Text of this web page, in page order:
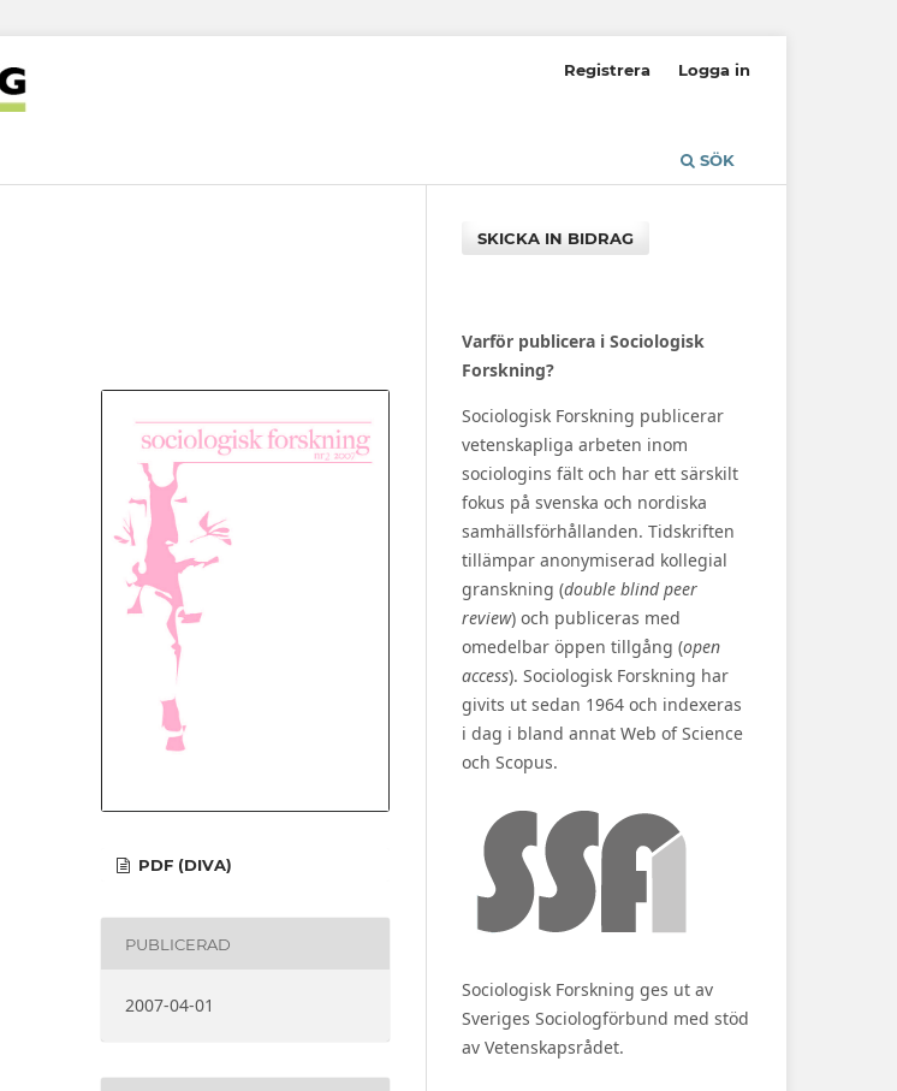
SÖK
Registrera Logga in
PDF (DIVA)
PUBLICERAD
2007-04-01
SKICKA IN BIDRAG
Varför publicera i Sociologisk
Forskning?
Sociologisk Forskning publicerar
vetenskapliga arbeten inom
sociologins fält och har ett särskilt
fokus på svenska och nordiska
samhällsförhållanden. Tidskriften
tillämpar anonymiserad kollegial
granskning (double blind peer
review) och publiceras med
omedelbar öppen tillgång (open
access). Sociologisk Forskning har
givits ut sedan 1964 och indexeras
i dag i bland annat Web of Science
och Scopus.
Sociologisk Forskning ges ut av
Sveriges Sociologförbund med stöd
av Vetenskapsrådet.